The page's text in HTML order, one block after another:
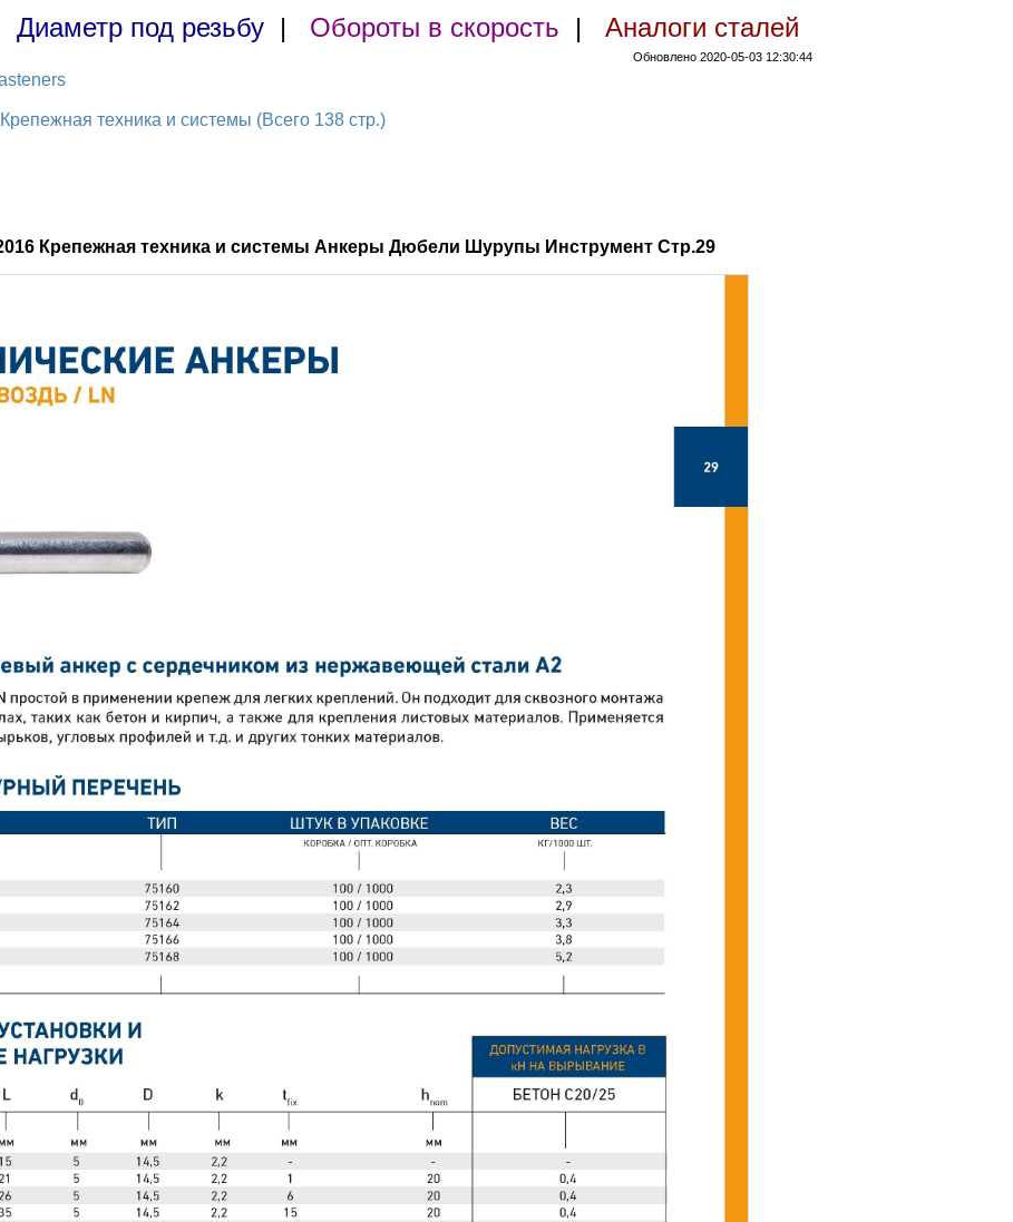
Диаметр под резьбу | Обороты в скорость | Аналоги сталей
Обновлено 2020-05-03 12:30:44
техника и системы (Всего 138 стр.)
2016 Крепежная техника и системы Анкеры Дюбели Шурупы Инструмент Стр.29